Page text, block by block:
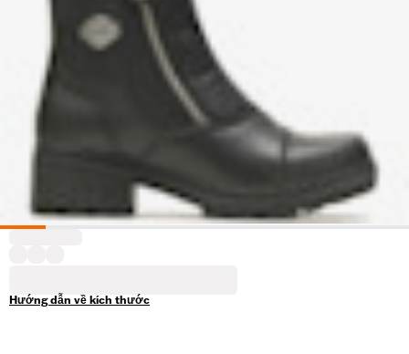
Hướng dẫn về kích thước